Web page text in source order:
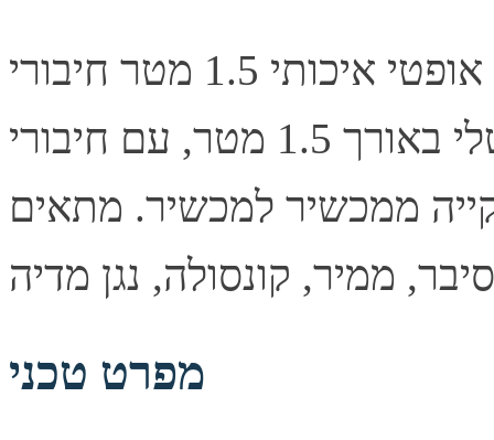
כבל אודיו אופטי איכותי 1.5 מטר חיבורי TOSLINK תיאור קצר
כבל אודיו אופטי דיגיטלי באורך 1.5 מטר, עם חיבורי TOSLINK
ממכשיר למכשיר. מתאים
מפרט טכני